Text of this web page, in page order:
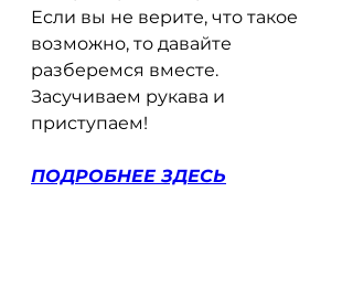
Если вы не верите, что такое
возможно, то давайте
разберемся вместе.
Засучиваем рукава и
приступаем!
ПОДРОБНЕЕ ЗДЕСЬ